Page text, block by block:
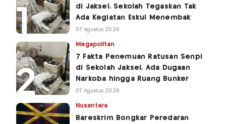
di Jaksel, Sekolah Tegaskan Tak
Ada Kegiatan Eskul Menembak
07 Agustus 2026
Megapolitan
7 Fakta Penemuan Ratusan Senpi
di Sekolah Jaksel, Ada Dugaan
Narkoba hingga Ruang Bunker
07 Agustus 2026
Nusantara
Bareskrim Bongkar Peredaran